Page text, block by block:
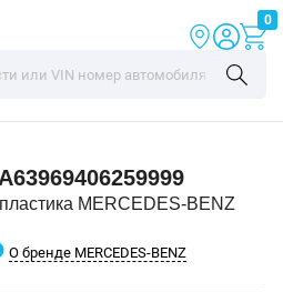
0
A63969406259999
MERCEDES-BENZ
О бренде MERCEDES-BENZ